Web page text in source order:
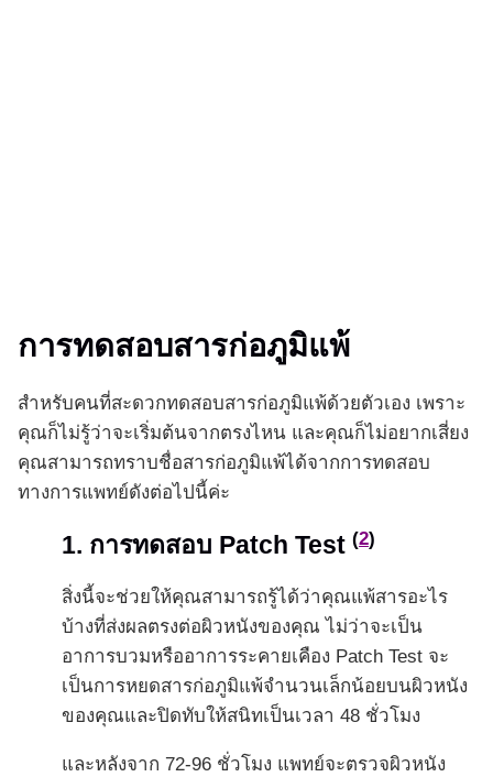
การทดสอบสารก่อภูมิแพ้
สำหรับคนที่สะดวกทดสอบสารก่อภูมิแพ้ด้วยตัวเอง เพราะ
คุณก็ไม่รู้ว่าจะเริ่มต้นจากตรงไหน และคุณก็ไม่อยากเสี่ยง
คุณสามารถทราบชื่อสารก่อภูมิแพ้ได้จากการทดสอบ
ทางการแพทย์ดังต่อไปนี้ค่ะ
1. การทดสอบ Patch Test (2)
สิ่งนี้จะช่วยให้คุณสามารถรู้ได้ว่าคุณแพ้สารอะไร
บ้างที่ส่งผลตรงต่อผิวหนังของคุณ ไม่ว่าจะเป็น
อาการบวมหรืออาการระคายเคือง Patch Test จะ
เป็นการหยดสารก่อภูมิแพ้จำนวนเล็กน้อยบนผิวหนัง
ของคุณและปิดทับให้สนิทเป็นเวลา 48 ชั่วโมง
และหลังจาก 72-96 ชั่วโมง แพทย์จะตรวจผิวหนัง